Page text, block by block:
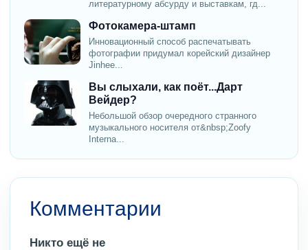
литературному абсурду и выставкам, гд...
Фотокамера-штамп
Инновационный способ распечатывать
фотографии придумал корейский дизайнер
Jinhee...
Вы слыхали, как поёт...Дарт
Вейдер?
Небольшой обзор очередного странного
музыкального носителя от&nbsp;Zoofy
Interna...
Комментарии
Никто ещё не